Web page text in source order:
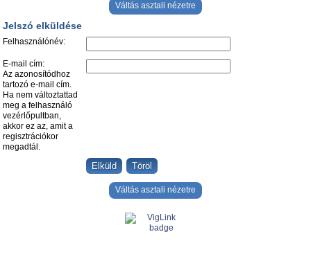
Váltás asztali nézetre
Jelszó elküldése
Felhasználónév:
E-mail cím:
Az azonosítódhoz
tartozó e-mail cím.
Ha nem változtattad
meg a felhasználó
vezérlőpultban,
akkor ez az, amit a
regisztrációkor
megadtál.
Váltás asztali nézetre